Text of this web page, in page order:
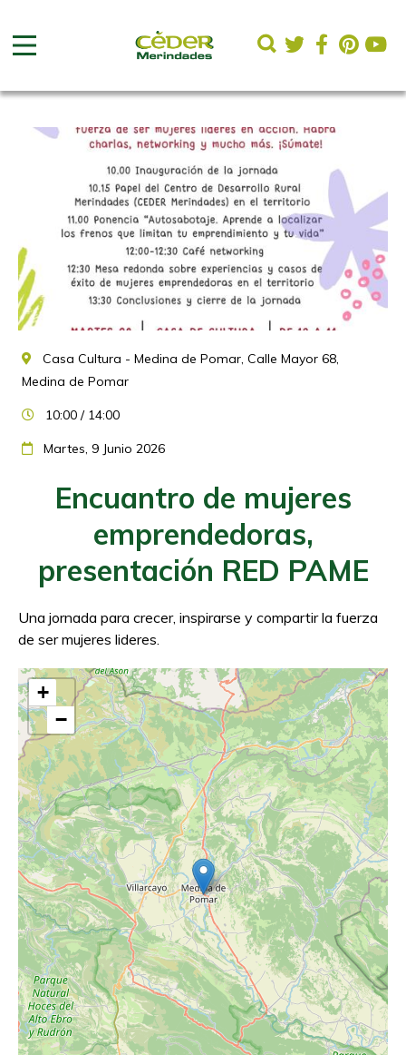
Casa Cultura - Medina de Pomar, Calle Mayor 68,
Medina de Pomar
10:00 / 14:00
Martes, 9 Junio 2026
Encuantro de mujeres
emprendedoras,
presentación RED PAME
Una jornada para crecer, inspirarse y compartir la fuerza
de ser mujeres lideres.
+
−